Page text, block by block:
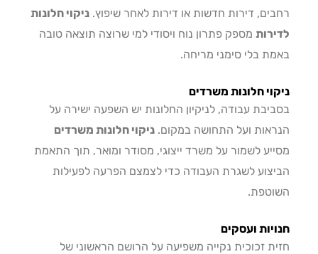
דירות חדשות או דירות לאחר שיפוץ.ניקוי חלונות
מספק פתרון נוח ויסודי למי שרוצה תוצאה טובה
בלי סימני מריחה.
חלונות משרדים
עבודה, לניקיון החלונות יש השפעה ישירה על
ועל התחושה במקום.ניקוי חלונות משרדים
לשמור על משרד ייצוגי, מסודר ומואר, תוך התאמת
לשגרת העבודה כדי לצמצם הפרעה לפעילות
ועסקים
זכוכית נקייה משפיעה על הרושם הראשוני של